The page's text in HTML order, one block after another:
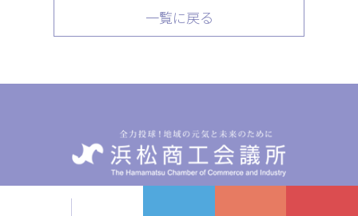
一覧に戻る